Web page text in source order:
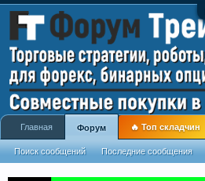
Главная Форум
Поиск сообщений Последние сообщения
🔥 Топ складчин